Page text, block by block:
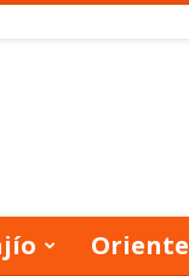
Oriente